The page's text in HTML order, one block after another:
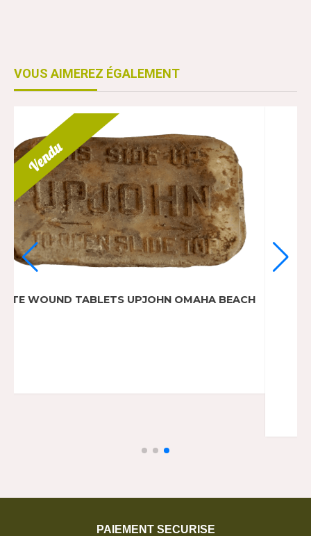
VOUS AIMEREZ ÉGALEMENT
PAIEMENT SECURISE